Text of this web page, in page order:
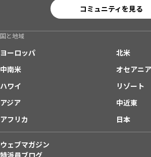
コミュニティを見る
国と地域
ヨーロッパ
北米
中南米
オセアニア
ハワイ
リゾート
アジア
中近東
アフリカ
日本
ウェブマガジン
特派員ブログ